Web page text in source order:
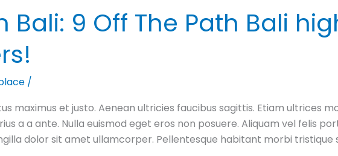
Bali: 9 Off The Path Bali
/
maximus et justo. Aenean ultricies faucibus sagittis. Etiam ultrices
a a ante. Nulla euismod eget eros non posuere. Aliquam vel felis
dolor sit amet ullamcorper. Pellentesque habitant morbi tristique